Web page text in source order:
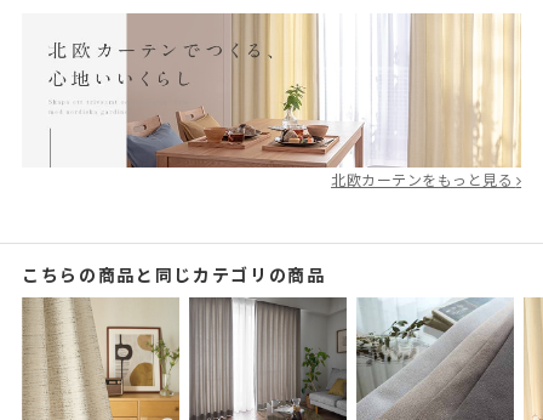
北欧カーテンをもっと見る
こちらの商品と同じカテゴリの商品